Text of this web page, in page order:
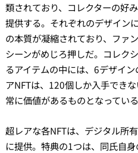
類されており、コレクターの好
提供する。それぞれのデザイン
の本質が凝縮されており、ファ
シーンがめじろ押しだ。コレク
るアイテムの中には、6デザイ
アNFTは、120個しか入手でき
常に価値があるものとなっている
超レアな各NFTは、デジタル所
に提供。特典の1つは、同氏自